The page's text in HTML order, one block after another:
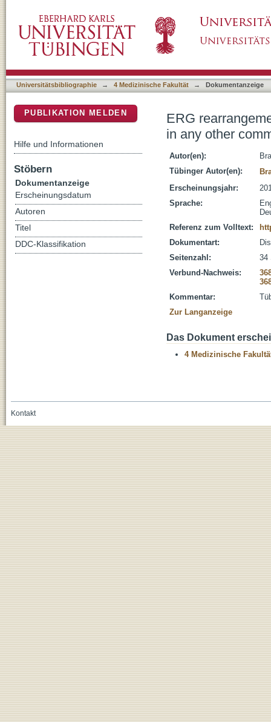
Universitätsbibliographie → 4 Medizinische Fakultät → Dokumentanzeige
ERG
in any other
Autor(en):
Tübinger Autor(en):
Erscheinungsjahr:
Sprache:
Referenz zum Volltext:
Dokumentart:
Seitenzahl:
34
Verbund-Nachweis:
Kommentar:
Zur Langanzeige
Das Dokument
4 Medizinische
PUBLIKATION MELDEN
Hilfe und Informationen
Stöbern
Dokumentanzeige
Erscheinungsdatum
Autoren
Titel
DDC-Klassifikation
Kontakt